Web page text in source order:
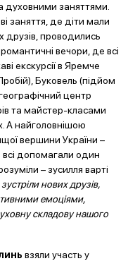
духовними заняттями.
заняття, де діти мали
друзів, проводились
вечори, де всі
екскурсії в Яремче
Буковель (підйом
центр
та майстер-класами
А найголовнішою
вершини України –
всі допомагали один
– зусилля варті
нових друзів,
емоціями,
складову нашого
взяли участь у